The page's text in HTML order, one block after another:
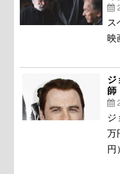
ス
映
ジ
師
ジ
万
円